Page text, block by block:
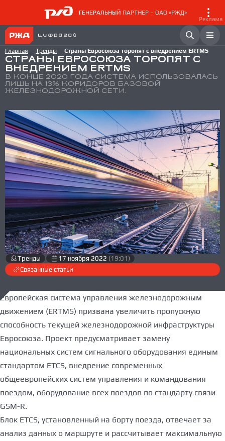
ГЕНЕРАЛЬНЫЙ ПАРТНЕР – ОАО «РЖД»
Реклама
Главная Тренды Страны Евросоюза торопят с внедрением ERTMS
СТРАНЫ ЕВРОСОЮЗА ТОРОПЯТ С
ВНЕДРЕНИЕМ ERTMS
В КОНЦЕ 2020 ГОДА СИСТЕМА ИСПОЛЬЗОВАЛАСЬ
ЛИШЬ НА 13% КОРИДОРОВ БАЗОВОЙ
ЖЕЛЕЗНОДОРОЖНОЙ СЕТИ.
Тренды 17 ноября 2022 (19:01)
Связанные статьи
Европейская система управления железнодорожным
движением (ERTMS) призвана увеличить пропускную
способность текущей железнодорожной инфраструктуры
Евросоюза. Проект предусматривает замену
национальных систем сигнального оборудования единым
стандартом ETCS, внедрение современных
общеевропейских систем управления и командования
поездом, оборудование всех поездов по стандарту связи
GSM-R.
Блок ETCS, установленный на борту поезда, отвечает за
анализ данных о маршруте и рассчитывает максимальную